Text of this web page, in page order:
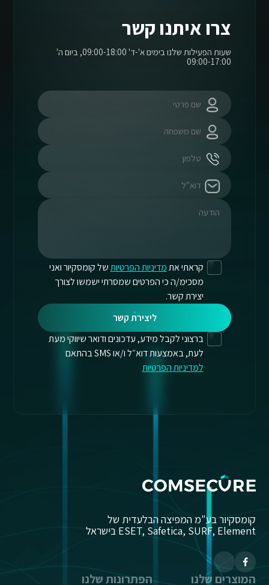
צרו איתנו קשר
שעות הפעילות שלנו בימים א'-ד' 09:00-18:00, ביום ה'
09:00-17:00
קראתי אתמדיניות הפרטיותשל קומסקיור ואני
מסכימ/ה כי הפרטים שמסרתי ישמשו לצורך
יצירת קשר.
ליצירת קשר
ברצוני לקבל מידע, עדכונים ודואר שיווקי מעת
לעת, באמצעות דוא״ל ו/או SMS בהתאם
למדיניות הפרטיות
קומסקיור בע"מ המפיצה הבלעדית של
ESET, Safetica, SURF, Element בישראל
המוצרים שלנו הפתרונות שלנו